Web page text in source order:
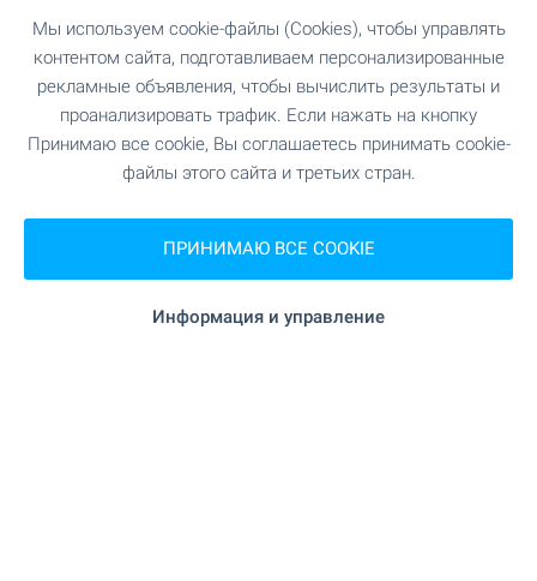
Недвижимость на болгарском побережье
Черного моря на протяжении многих лет
неизменно сохраняет свою популярность, как
среди европейцев, так и среди россиян. Здесь
Вас ждут огромный выбор объектов на любой
бюджет, чистые пляжы и великолепная
ПОСМОТРИТЕ ЕЩЕ
Мы используем cookie-файлы (Cookies), чтобы управлять
контентом сайта, подготавливаем персонализированные
рекламные объявления, чтобы вычислить результаты и
проанализировать трафик. Если нажать на кнопку
Принимаю все cookie, Вы соглашаетесь принимать cookie-
файлы этого сайта и третьих стран.
ПРИНИМАЮ ВСЕ COOKIE
Информация и управление